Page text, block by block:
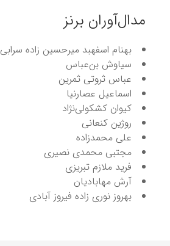
مدال‌آوران برنز
بهنام اسفهبد میرحسین زاده سرابی
سیاوش بن‌عباس
عباس ثروتی ثمرین
اسماعیل عصارنیا
کیوان کشکولی‌نژاد
روژین کنعانی
علی محمدزاده
مجتبی محمدی نصیری
فرید ملازم تبریزی
آرش مهابادیان
بهروز نوری زاده فیروز آبادی